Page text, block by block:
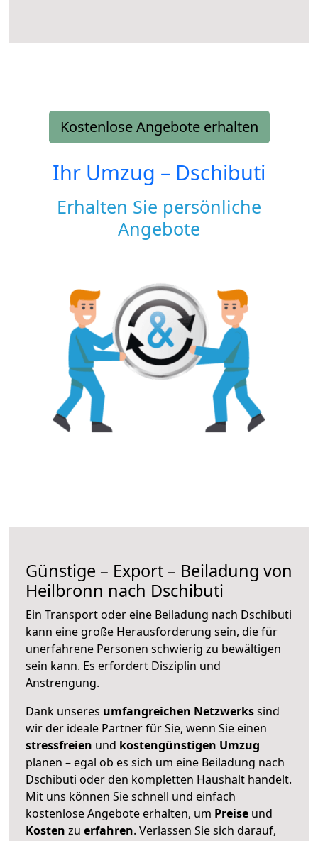
Kostenlose Angebote erhalten
Ihr Umzug – Dschibuti
Erhalten Sie persönliche
Angebote
Günstige – Export – Beiladung von
Heilbronn nach Dschibuti
Ein Transport oder eine Beiladung nach Dschibuti
kann eine große Herausforderung sein, die für
unerfahrene Personen schwierig zu bewältigen
sein kann. Es erfordert Disziplin und
Anstrengung.
Dank unseres umfangreichen Netzwerkssind
wir der ideale Partner für Sie, wenn Sie einen
stressfreien und kostengünstigen Umzug
planen – egal ob es sich um eine Beiladung nach
Dschibuti oder den kompletten Haushalt handelt.
Mit uns können Sie schnell und einfach
kostenlose Angebote erhalten, um Preise und
Kosten zu erfahren. Verlassen Sie sich darauf,